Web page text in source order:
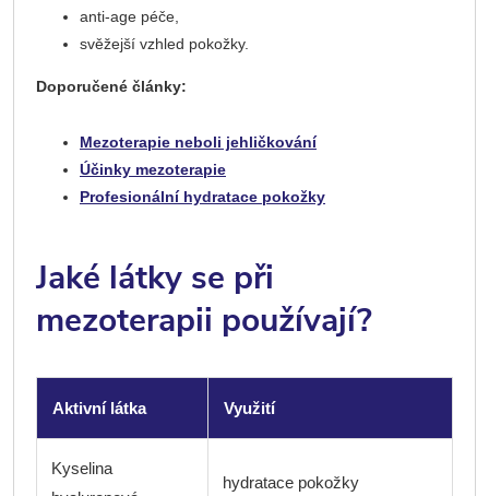
anti-age péče,
svěžejší vzhled pokožky.
Doporučené články:
Mezoterapie neboli jehličkování
Účinky mezoterapie
Profesionální hydratace pokožky
Jaké látky se při
mezoterapii používají?
Aktivní látka Využití
Kyselina
hydratace pokožky